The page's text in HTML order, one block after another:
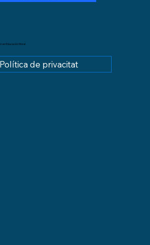
en Educación Moral
Política de privacitat